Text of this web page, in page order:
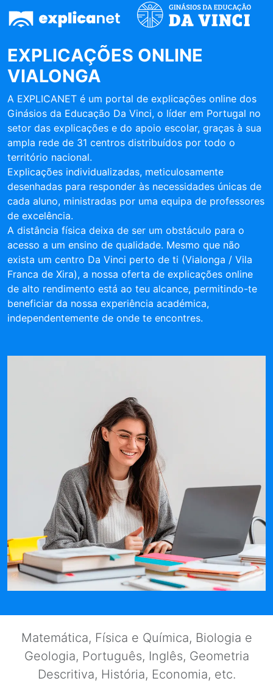
EXPLICAÇÕES ONLINE
VIALONGA
A EXPLICANET é um portal de explicações online dos
Ginásios da Educação Da Vinci, o líder em Portugal no
setor das explicações e do apoio escolar, graças à sua
ampla rede de 31 centros distribuídos por todo o
território nacional.
Explicações individualizadas, meticulosamente
desenhadas para responder às necessidades únicas de
cada aluno, ministradas por uma equipa de professores
de excelência.
A distância física deixa de ser um obstáculo para o
acesso a um ensino de qualidade. Mesmo que não
exista um centro Da Vinci perto de ti (Vialonga / Vila
Franca de Xira), a nossa oferta de explicações online
de alto rendimento está ao teu alcance, permitindo-te
beneficiar da nossa experiência académica,
independentemente de onde te encontres.
Matemática, Física e Química, Biologia e
Geologia, Português, Inglês, Geometria
Descritiva, História, Economia, etc.